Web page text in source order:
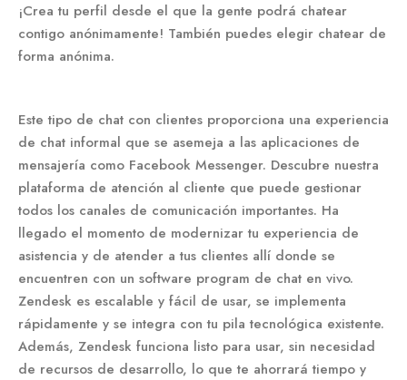
¡Crea tu perfil desde el que la gente podrá chatear
contigo anónimamente! También puedes elegir chatear de
forma anónima.
Este tipo de chat con clientes proporciona una experiencia
de chat informal que se asemeja a las aplicaciones de
mensajería como Facebook Messenger. Descubre nuestra
plataforma de atención al cliente que puede gestionar
todos los canales de comunicación importantes. Ha
llegado el momento de modernizar tu experiencia de
asistencia y de atender a tus clientes allí donde se
encuentren con un software program de chat en vivo.
Zendesk es escalable y fácil de usar, se implementa
rápidamente y se integra con tu pila tecnológica existente.
Además, Zendesk funciona listo para usar, sin necesidad
de recursos de desarrollo, lo que te ahorrará tiempo y